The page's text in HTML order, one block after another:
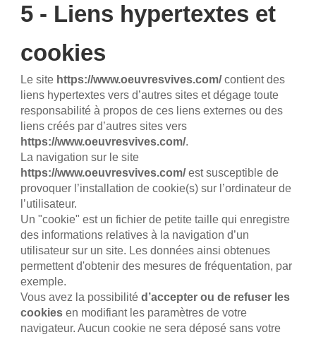
5 - Liens hypertextes et
cookies
Le site https://www.oeuvresvives.com/contient des
liens hypertextes vers d’autres sites et dégage toute
responsabilité à propos de ces liens externes ou des
liens créés par d’autres sites vers
https://www.oeuvresvives.com/.
La navigation sur le site
https://www.oeuvresvives.com/est susceptible de
provoquer l’installation de cookie(s) sur l’ordinateur de
l’utilisateur.
Un "cookie" est un fichier de petite taille qui enregistre
des informations relatives à la navigation d’un
utilisateur sur un site. Les données ainsi obtenues
permettent d'obtenir des mesures de fréquentation, par
exemple.
Vous avez la possibilitéd’accepter ou de refuser les
cookies en modifiant les paramètres de votre
navigateur. Aucun cookie ne sera déposé sans votre